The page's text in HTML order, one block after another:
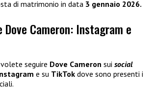
di matrimonio in data 3 gennaio 2026.
Dove Cameron: Instagram e
seguire Dove Cameron sui social
e su TikTok dove sono presenti i